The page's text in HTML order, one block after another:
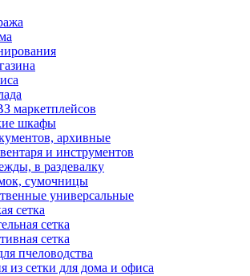
маркетплейсов
шкафы
архивные
и инструментов
в раздевалку
сумочницы
универсальные
сетка
сетка
сетка
пчеловодства
из сетки для дома и офиса